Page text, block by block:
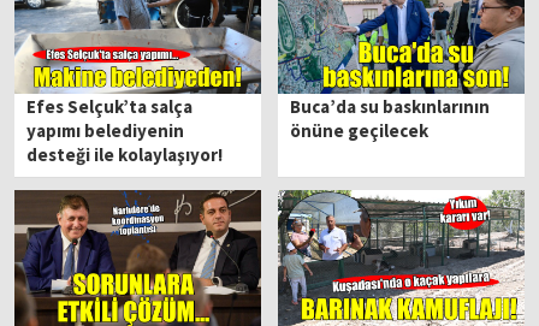
Efes Selçuk’ta salça
yapımı belediyenin
desteği ile kolaylaşıyor!
Buca’da su baskınlarının
önüne geçilecek